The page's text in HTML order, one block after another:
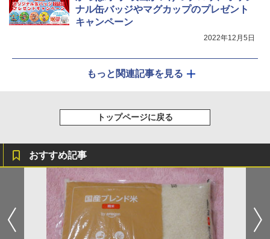
ナル缶バッジやマグカップのプレゼント
キャンペーン
2022年12月5日
もっと関連記事を見る
トップページに戻る
おすすめ記事